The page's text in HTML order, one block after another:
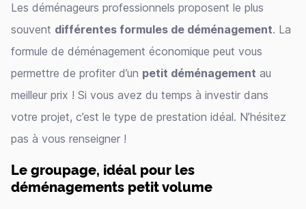
Les déménageurs professionnels proposent le plus
souvent différentes formules de déménagement. La
formule de déménagement économique peut vous
permettre de profiter d’un petit déménagement au
meilleur prix ! Si vous avez du temps à investir dans
votre projet, c’est le type de prestation idéal. N’hésitez
pas à vous renseigner !
Le groupage, idéal pour les
déménagements petit volume